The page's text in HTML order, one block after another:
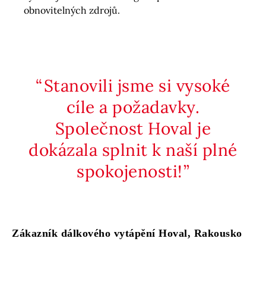
obnovitelných zdrojů.
Stanovili jsme si vysoké
cíle a požadavky.
Společnost Hoval je
dokázala splnit k naší plné
spokojenosti!
Zákazník dálkového vytápění Hoval, Rakousko